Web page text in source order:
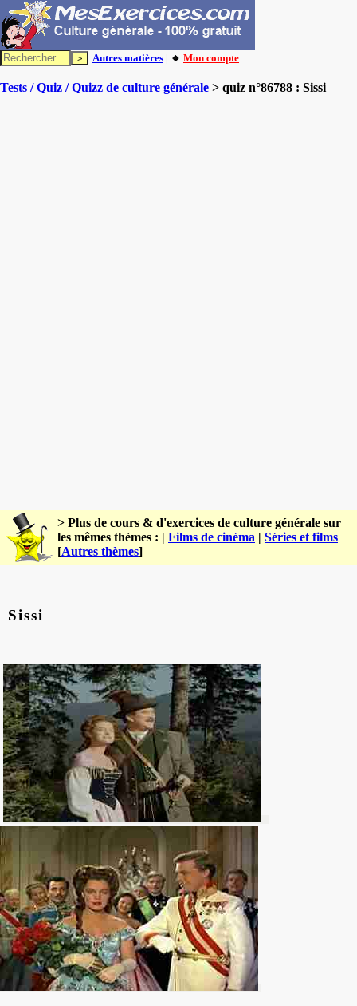
Autres matières | 🔸 Mon compte
Tests / Quiz / Quizz de culture générale > quiz n°86788 : Sissi
> Plus de cours & d'exercices de culture générale sur
les mêmes thèmes : | Films de cinéma | Séries et films
[Autres thèmes]
Sissi